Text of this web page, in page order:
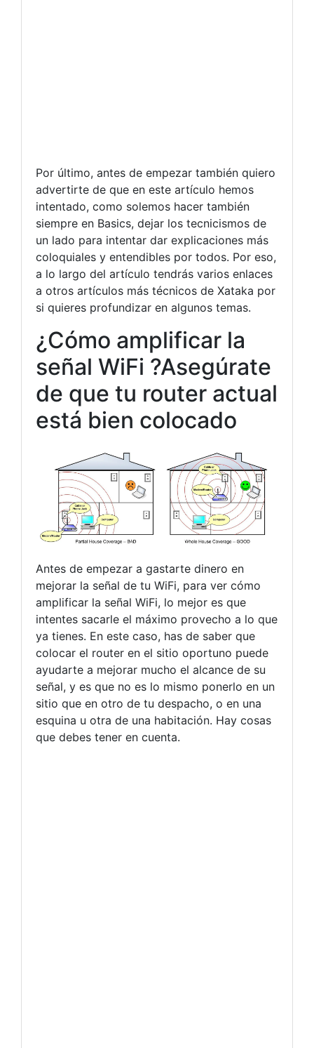
Por último, antes de empezar también quiero
advertirte de que en este artículo hemos
intentado, como solemos hacer también
siempre en Basics, dejar los tecnicismos de
un lado para intentar dar explicaciones más
coloquiales y entendibles por todos. Por eso,
a lo largo del artículo tendrás varios enlaces
a otros artículos más técnicos de Xataka por
si quieres profundizar en algunos temas.
¿Cómo amplificar la
señal WiFi ?Asegúrate
de que tu router actual
está bien colocado
Antes de empezar a gastarte dinero en
mejorar la señal de tu WiFi, para ver cómo
amplificar la señal WiFi, lo mejor es que
intentes sacarle el máximo provecho a lo que
ya tienes. En este caso, has de saber que
colocar el router en el sitio oportuno puede
ayudarte a mejorar mucho el alcance de su
señal, y es que no es lo mismo ponerlo en un
sitio que en otro de tu despacho, o en una
esquina u otra de una habitación. Hay cosas
que debes tener en cuenta.